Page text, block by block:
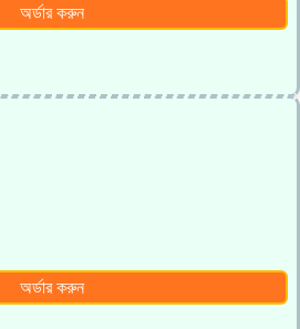
অর্ডার করুন
অর্ডার করুন